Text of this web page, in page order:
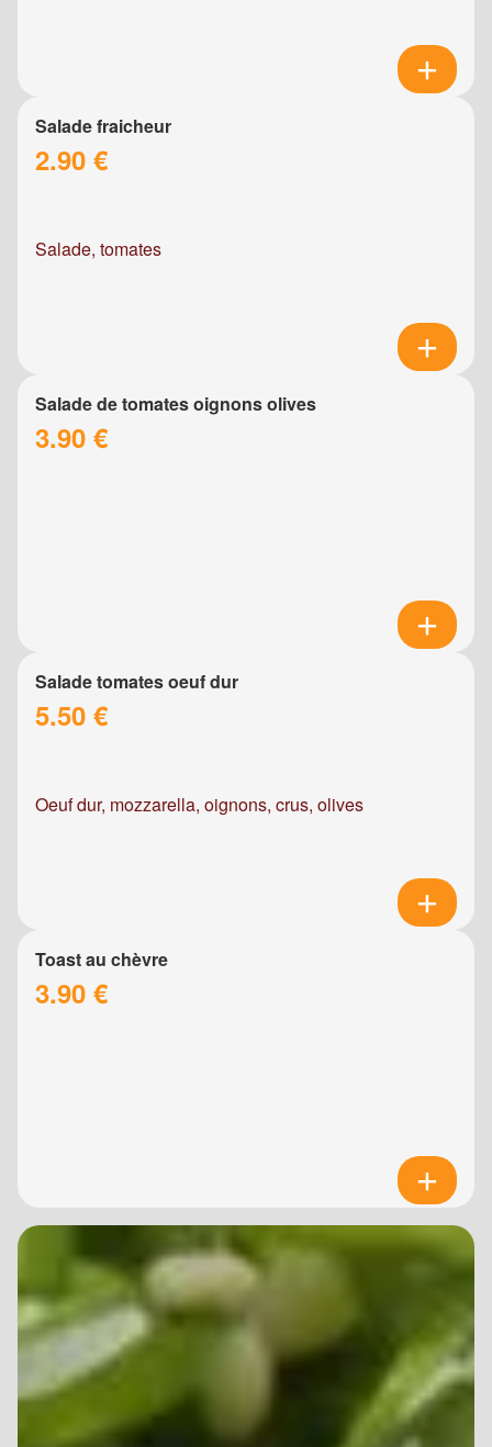
Salade fraicheur
2.90 €
Salade, tomates
Salade de tomates oignons olives
3.90 €
Salade tomates oeuf dur
5.50 €
Oeuf dur, mozzarella, oignons, crus, olives
Toast au chèvre
3.90 €